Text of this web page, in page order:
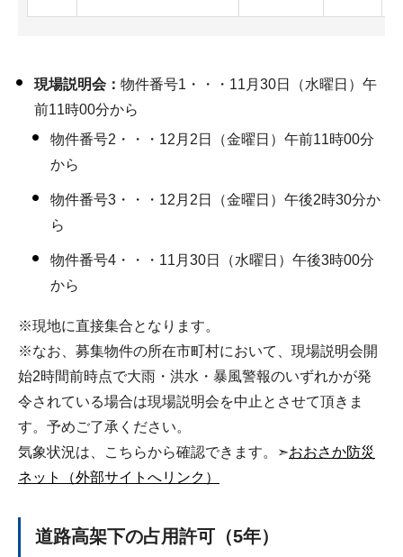
現場説明会： 物件番号1・・・11月30日（水曜日）午
前11時00分から
物件番号2・・・12月2日（金曜日）午前11時00分
から
物件番号3・・・12月2日（金曜日）午後2時30分か
ら
物件番号4・・・11月30日（水曜日）午後3時00分
から
※現地に直接集合となります。
※なお、募集物件の所在市町村において、現場説明会開
始2時間前時点で大雨・洪水・暴風警報のいずれかが発
令されている場合は現場説明会を中止とさせて頂きま
す。予めご了承ください。
気象状況は、こちらから確認できます。➣おおさか防災
ネット（外部サイトへリンク）
道路高架下の占用許可（5年）